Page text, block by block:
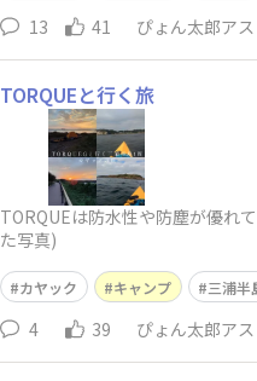
13 41 ぴょん太郎ア
TORQUEと行く旅
TORQUEは防水性や防塵が優れ
た写真)
カヤック キャンプ 三浦半
4 39 ぴょん太郎ア